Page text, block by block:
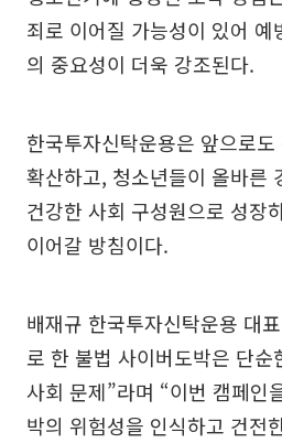
죄로 이어질 가능성이 있어 예
의 중요성이 더욱 강조된다.
한국투자신탁운용은 앞으로
확산하고, 청소년들이 올바른
건강한 사회 구성원으로 성장
이어갈 방침이다.
배재규 한국투자신탁운용 대
로 한 불법 사이버도박은 단
사회 문제”라며 “이번 캠페인
박의 위험성을 인식하고 건전